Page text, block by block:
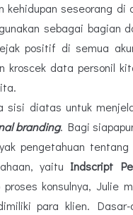
seseorang di
sebagai bagian
positif di semua
kroscek data personil
sisi diatas untuk
branding. Bagi
pengetahuan
yaitu Indscript
konsulnya, Julie
para klien.